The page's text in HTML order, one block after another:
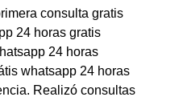
consulta gratis
24 horas gratis
24 horas
whatsapp 24 horas
Realizó consultas